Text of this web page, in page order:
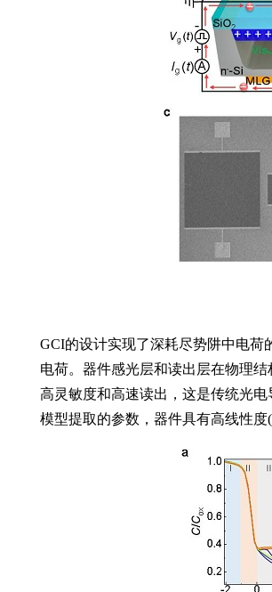
GCI的设计实现了深耗尽势阱中电荷
电荷。器件感光层和读出层在物理结
高灵敏度和高速读出，这是传统光
模型提取的参数， 器件具有高线性度